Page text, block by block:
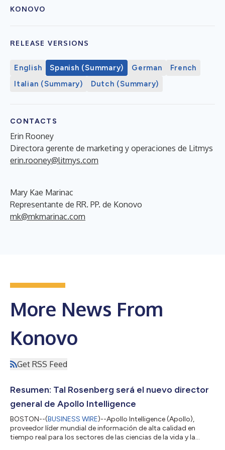
KONOVO
RELEASE VERSIONS
English Spanish (Summary) German
French
Italian (Summary)
Dutch (Summary)
CONTACTS
Erin Rooney
Directora gerente de marketing y operaciones de Litmys
erin.rooney@litmys.com
Mary Kae Marinac
Representante de RR. PP. de Konovo
mk@mkmarinac.com
More News From
Konovo
Get RSS Feed
Resumen: Tal Rosenberg será el nuevo director
general de Apollo Intelligence
BOSTON--(BUSINESS WIRE)--Apollo Intelligence (Apollo),
proveedor líder mundial de información de alta calidad en
tiempo real para los sectores de las ciencias de la vida y la